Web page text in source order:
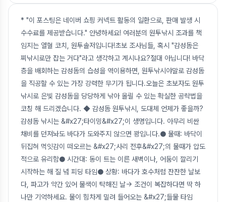
* "이 포스팅은 네이버 쇼핑 커넥트 활동의 일환으로, 판매 발생 시
수수료를 제공받습니다." 안녕하세요! 여러분의 원투낚시 조과를 책
임지는 열혈 코치, 원투솔저입니다!초보 조사님들, 혹시 "감성돔은
찌낚시로만 잡는 거다"라고 생각하고 계시나요?절대 아닙니다! 바닥
층을 배회하는 감성돔의 습성을 역이용하면, 원투낚시야말로 감성돔
을 직공할 수 있는 가장 강력한 무기가 됩니다.오늘은 초보자도 원투
낚시로 은빛 감성돔을 당당하게 낚아 올릴 수 있는 확실한 공략법을
코칭 해 드리겠습니다. ◆ 감성돔 원투낚시, 도대체 언제가 좋을까?
감성돔 낚시는 &#x27;타이밍&#x27;이 생명입니다. 아무리 비싼
채비를 던져놔도 바다가 도와주지 않으면 꽝입니다.● 물때: 바닥이
뒤집혀 먹잇감이 떠오르는 &#x27;사리 전후&#x27;의 물때가 압도
적으로 유리함● 시간대: 동이 트는 이른 새벽이나, 어둠이 깔리기
시작하는 해 질 녘 피딩 타임● 상황: 바다가 호수처럼 잔잔한 날보
다, 파고가 약간 있어 물색이 탁해진 날→ 조건이 복잡하다면 딱 하
나만 기억하세요. 물이 힘차게 밀려 들어오는 &#x27;들물 타임